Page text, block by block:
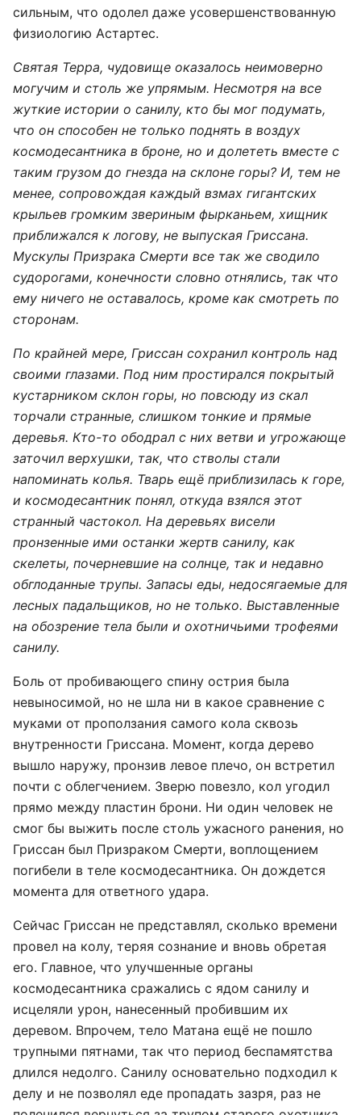
сильным, что одолел даже усовершенствованную
физиологию Астартес.
Святая Терра, чудовище оказалось неимоверно
могучим и столь же упрямым. Несмотря на все
жуткие истории о санилу, кто бы мог подумать,
что он способен не только поднять в воздух
космодесантника в броне, но и долететь вместе с
таким грузом до гнезда на склоне горы? И, тем не
менее, сопровождая каждый взмах гигантских
крыльев громким звериным фырканьем, хищник
приближался к логову, не выпуская Гриссана.
Мускулы Призрака Смерти все так же сводило
судорогами, конечности словно отнялись, так что
ему ничего не оставалось, кроме как смотреть по
сторонам.
По крайней мере, Гриссан сохранил контроль над
своими глазами. Под ним простирался покрытый
кустарником склон горы, но повсюду из скал
торчали странные, слишком тонкие и прямые
деревья. Кто-то ободрал с них ветви и угрожающе
заточил верхушки, так, что стволы стали
напоминать колья. Тварь ещё приблизилась к горе,
и космодесантник понял, откуда взялся этот
странный частокол. На деревьях висели
пронзенные ими останки жертв санилу, как
скелеты, почерневшие на солнце, так и недавно
обглоданные трупы. Запасы еды, недосягаемые для
лесных падальщиков, но не только. Выставленные
на обозрение тела были и охотничьими трофеями
санилу.
Боль от пробивающего спину острия была
невыносимой, но не шла ни в какое сравнение с
муками от проползания самого кола сквозь
внутренности Гриссана. Момент, когда дерево
вышло наружу, пронзив левое плечо, он встретил
почти с облегчением. Зверю повезло, кол угодил
прямо между пластин брони. Ни один человек не
смог бы выжить после столь ужасного ранения, но
Гриссан был Призраком Смерти, воплощением
погибели в теле космодесантника. Он дождется
момента для ответного удара.
Сейчас Гриссан не представлял, сколько времени
провел на колу, теряя сознание и вновь обретая
его. Главное, что улучшенные органы
космодесантника сражались с ядом санилу и
исцеляли урон, нанесенный пробившим их
деревом. Впрочем, тело Матана ещё не пошло
трупными пятнами, так что период беспамятства
длился недолго. Санилу основательно подходил к
делу и не позволял еде пропадать зазря, раз не